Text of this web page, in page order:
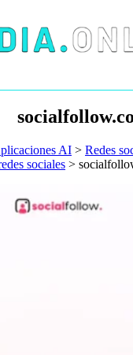
socialfollow.co
AI > Redes
sociales >